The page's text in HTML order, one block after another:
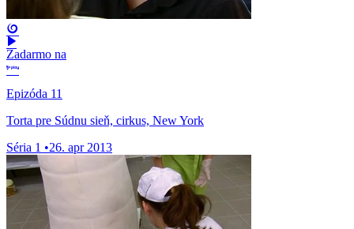
Zadarmo na
Epizóda 11
Torta pre Súdnu sieň, cirkus, New York
Séria 1 •26. apr 2013